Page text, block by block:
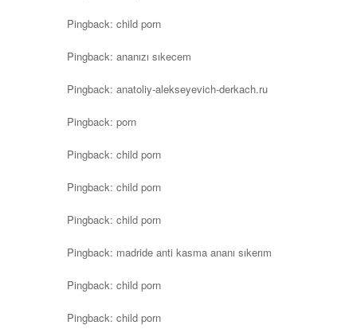
Pingback: child porn
Pingback: ananızı sıkecem
Pingback: anatoliy-alekseyevich-derkach.ru
Pingback: porn
Pingback: child porn
Pingback: child porn
Pingback: child porn
Pingback: madride anti kasma ananı sıkerım
Pingback: child porn
Pingback: child porn